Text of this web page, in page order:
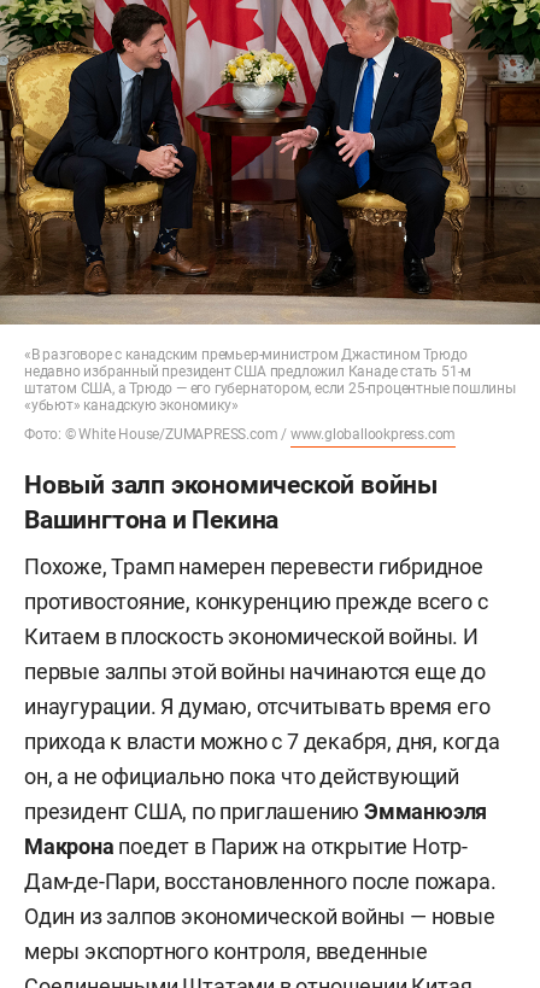
«В разговоре с канадским премьер-министром Джастином Трюдо
недавно избранный президент США предложил Канаде стать 51-м
штатом США, а Трюдо — его губернатором, если 25-процентные пошлины
«убьют» канадскую экономику»
Фото: © White House/ZUMAPRESS.com / www.globallookpress.com
Новый залп экономической войны
Вашингтона и Пекина
Похоже, Трамп намерен перевести гибридное
противостояние, конкуренцию прежде всего с
Китаем в плоскость экономической войны. И
первые залпы этой войны начинаются еще до
инаугурации. Я думаю, отсчитывать время его
прихода к власти можно с 7 декабря, дня, когда
он, а не официально пока что действующий
президент США, по приглашениюЭмманюэля
Макрона поедет в Париж на открытие Нотр-
Дам-де-Пари, восстановленного после пожара.
Один из залпов экономической войны — новые
меры экспортного контроля, введенные